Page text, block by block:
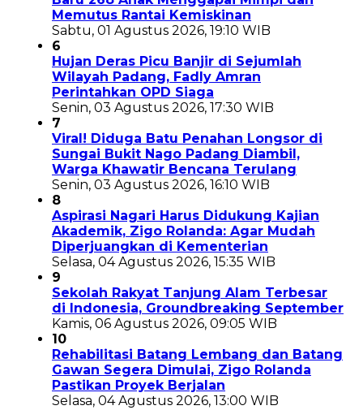
Memutus Rantai Kemiskinan
Sabtu, 01 Agustus 2026, 19:10 WIB
6
Hujan Deras Picu Banjir di Sejumlah
Wilayah Padang, Fadly Amran
Perintahkan OPD Siaga
Senin, 03 Agustus 2026, 17:30 WIB
7
Viral! Diduga Batu Penahan Longsor di
Sungai Bukit Nago Padang Diambil,
Warga Khawatir Bencana Terulang
Senin, 03 Agustus 2026, 16:10 WIB
8
Aspirasi Nagari Harus Didukung Kajian
Akademik, Zigo Rolanda: Agar Mudah
Diperjuangkan di Kementerian
Selasa, 04 Agustus 2026, 15:35 WIB
9
Sekolah Rakyat Tanjung Alam Terbesar
di Indonesia, Groundbreaking September
Kamis, 06 Agustus 2026, 09:05 WIB
10
Rehabilitasi Batang Lembang dan Batang
Gawan Segera Dimulai, Zigo Rolanda
Pastikan Proyek Berjalan
Selasa, 04 Agustus 2026, 13:00 WIB